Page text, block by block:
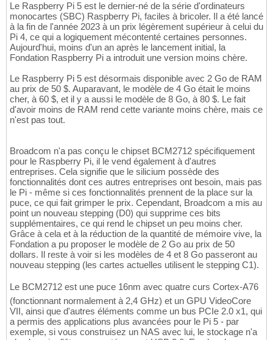
Le Raspberry Pi 5 est le dernier-né de la série d'ordinateurs
monocartes (SBC) Raspberry Pi, faciles à bricoler. Il a été lancé
à la fin de l'année 2023 à un prix légèrement supérieur à celui du
Pi 4, ce qui a logiquement mécontenté certaines personnes.
Aujourd'hui, moins d'un an après le lancement initial, la
Fondation Raspberry Pi a introduit une version moins chère.
Le Raspberry Pi 5 est désormais disponible avec 2 Go de RAM
au prix de 50 $. Auparavant, le modèle de 4 Go était le moins
cher, à 60 $, et il y a aussi le modèle de 8 Go, à 80 $. Le fait
d'avoir moins de RAM rend cette variante moins chère, mais ce
n'est pas tout.
Broadcom n'a pas conçu le chipset BCM2712 spécifiquement
pour le Raspberry Pi, il le vend également à d'autres
entreprises. Cela signifie que le silicium possède des
fonctionnalités dont ces autres entreprises ont besoin, mais pas
le Pi - même si ces fonctionnalités prennent de la place sur la
puce, ce qui fait grimper le prix. Cependant, Broadcom a mis au
point un nouveau stepping (D0) qui supprime ces bits
supplémentaires, ce qui rend le chipset un peu moins cher.
Grâce à cela et à la réduction de la quantité de mémoire vive, la
Fondation a pu proposer le modèle de 2 Go au prix de 50
dollars. Il reste à voir si les modèles de 4 et 8 Go passeront au
nouveau stepping (les cartes actuelles utilisent le stepping C1).
Le BCM2712 est une puce 16nm avec quatre curs Cortex-A76
(fonctionnant normalement à 2,4 GHz) et un GPU VideoCore
VII, ainsi que d'autres éléments comme un bus PCIe 2.0 x1, qui
a permis des applications plus avancées pour le Pi 5 - par
exemple, si vous construisez un NAS avec lui, le stockage n'a